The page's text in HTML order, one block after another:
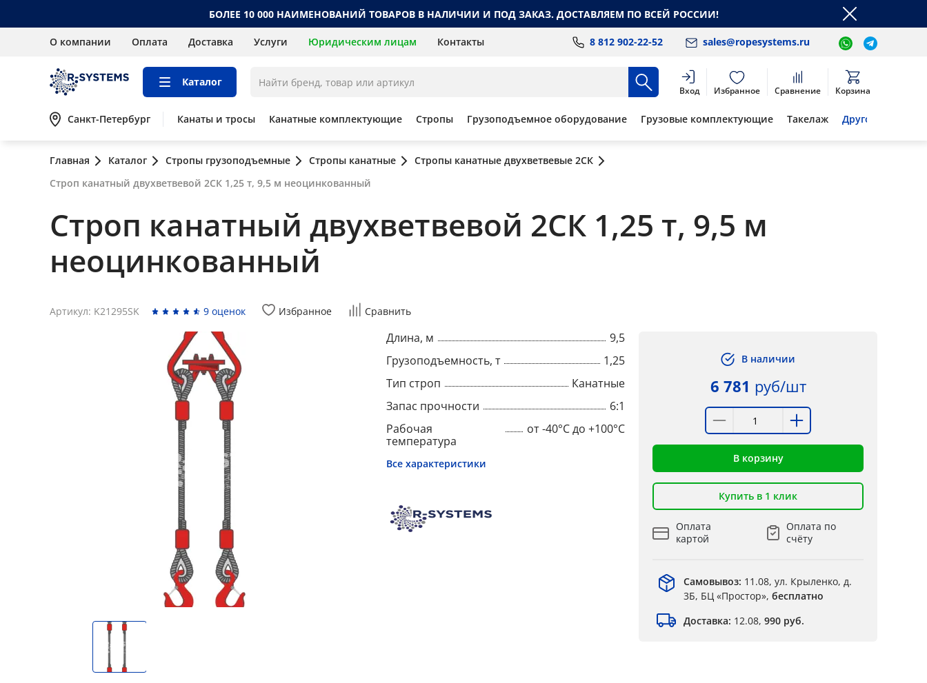
БОЛЕЕ 10 000 НАИМЕНОВАНИЙ ТОВАРОВ В НАЛИЧИИ И ПОД ЗАКАЗ. ДОСТАВЛЯЕМ ПО ВСЕЙ РОССИИ!
О компании Оплата Доставка Услуги Юридическим лицам Контакты 8 812 902-22-52 sales@ropesystems.ru
Каталог
Вход Избранное Сравнение Корзина
Санкт-Петербург Канаты и тросы Канатные комплектующие Стропы Грузоподъемное оборудование Грузовые комплектующие Такелаж Другое
Главная Каталог Стропы грузоподъемные Стропы канатные
Стропы канатные двухветвевые 2СК
Строп канатный двухветвевой 2СК 1,25 т, 9,5 м неоцинкованный
Строп канатный двухветвевой 2СК 1,25 т, 9,5 м
неоцинкованный
Артикул: K21295SK 9 оценок Избранное Сравнить
Длина, м
9,5
Грузоподъемность, т
1,25
Тип строп
Канатные
Запас прочности
6:1
Рабочая
температура
от -40°C до +100°C
Все характеристики
В наличии
6 781 руб/шт
В корзину
Купить в 1 клик
Оплата
картой
Оплата по
счёту
Самовывоз: 11.08, ул. Крыленко, д.
3Б, БЦ «Простор», бесплатно
Доставка: 12.08, 990 руб.